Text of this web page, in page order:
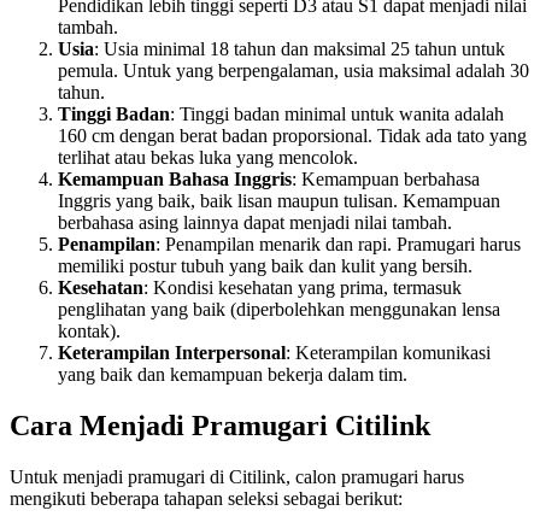
Pendidikan lebih tinggi seperti D3 atau S1 dapat menjadi nilai
tambah.
Usia: Usia minimal 18 tahun dan maksimal 25 tahun untuk
pemula. Untuk yang berpengalaman, usia maksimal adalah 30
tahun.
Tinggi Badan: Tinggi badan minimal untuk wanita adalah
160 cm dengan berat badan proporsional. Tidak ada tato yang
terlihat atau bekas luka yang mencolok.
Kemampuan Bahasa Inggris: Kemampuan berbahasa
Inggris yang baik, baik lisan maupun tulisan. Kemampuan
berbahasa asing lainnya dapat menjadi nilai tambah.
Penampilan: Penampilan menarik dan rapi. Pramugari harus
memiliki postur tubuh yang baik dan kulit yang bersih.
Kesehatan: Kondisi kesehatan yang prima, termasuk
penglihatan yang baik (diperbolehkan menggunakan lensa
kontak).
Keterampilan Interpersonal: Keterampilan komunikasi
yang baik dan kemampuan bekerja dalam tim.
Cara Menjadi Pramugari Citilink
Untuk menjadi pramugari di Citilink, calon pramugari harus
mengikuti beberapa tahapan seleksi sebagai berikut: